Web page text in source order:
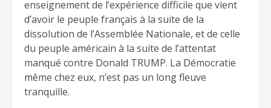
enseignement de l’expérience difficile que vient
d’avoir le peuple français à la suite de la
dissolution de l’Assemblée Nationale, et de celle
du peuple américain à la suite de l’attentat
manqué contre Donald TRUMP. La Démocratie
même chez eux, n’est pas un long fleuve
tranquille.